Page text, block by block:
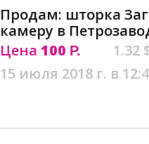
Продам: шторка
камеру в
Цена 100 Р.
1.32
15 июля 2018 г. в